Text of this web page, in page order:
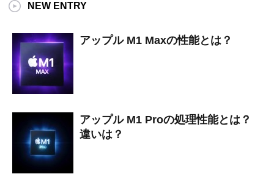
NEW ENTRY
アップル M1 Maxの性能とは？
アップル M1 Proの処理性能とは？
違いは？